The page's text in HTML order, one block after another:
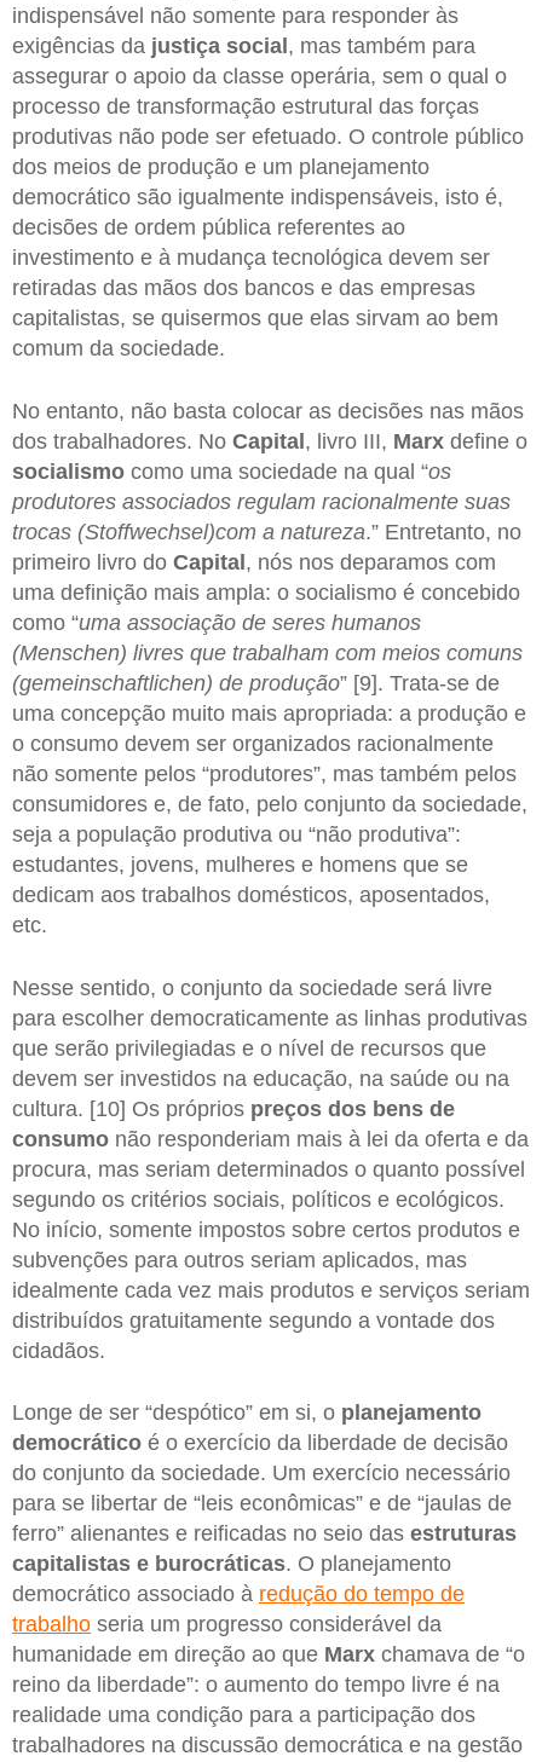
indispensável não somente para responder às
exigências da justiça social , mas também para
assegurar o apoio da classe operária, sem o qual o
processo de transformação estrutural das forças
produtivas não pode ser efetuado. O controle público
dos meios de produção e um planejamento
democrático são igualmente indispensáveis, isto é,
decisões de ordem pública referentes ao
investimento e à mudança tecnológica devem ser
retiradas das mãos dos bancos e das empresas
capitalistas, se quisermos que elas sirvam ao bem
comum da sociedade.
No entanto, não basta colocar as decisões nas mãos
dos trabalhadores. No Capital , livro III, Marx define o
socialismo como uma sociedade na qual “os
produtores associados regulam racionalmente suas
trocas (Stoffwechsel)com a natureza.” Entretanto, no
primeiro livro do Capital , nós nos deparamos com
uma definição mais ampla: o socialismo é concebido
como “uma associação de seres humanos
(Menschen) livres que trabalham com meios comuns
(gemeinschaftlichen) de produção” [9]. Trata-se de
uma concepção muito mais apropriada: a produção e
o consumo devem ser organizados racionalmente
não somente pelos “produtores”, mas também pelos
consumidores e, de fato, pelo conjunto da sociedade,
seja a população produtiva ou “não produtiva”:
estudantes, jovens, mulheres e homens que se
dedicam aos trabalhos domésticos, aposentados,
etc.
Nesse sentido, o conjunto da sociedade será livre
para escolher democraticamente as linhas produtivas
que serão privilegiadas e o nível de recursos que
devem ser investidos na educação, na saúde ou na
cultura. [10] Os próprios preços dos bens de
consumo não responderiam mais à lei da oferta e da
procura, mas seriam determinados o quanto possível
segundo os critérios sociais, políticos e ecológicos.
No início, somente impostos sobre certos produtos e
subvenções para outros seriam aplicados, mas
idealmente cada vez mais produtos e serviços seriam
distribuídos gratuitamente segundo a vontade dos
cidadãos.
Longe de ser “despótico” em si, o planejamento
democrático é o exercício da liberdade de decisão
do conjunto da sociedade. Um exercício necessário
para se libertar de “leis econômicas” e de “jaulas de
ferro” alienantes e reificadas no seio das estruturas
capitalistas e burocráticas. O planejamento
democrático associado à redução do tempo de
trabalho seria um progresso considerável da
humanidade em direção ao que Marx chamava de “o
reino da liberdade”: o aumento do tempo livre é na
realidade uma condição para a participação dos
trabalhadores na discussão democrática e na gestão